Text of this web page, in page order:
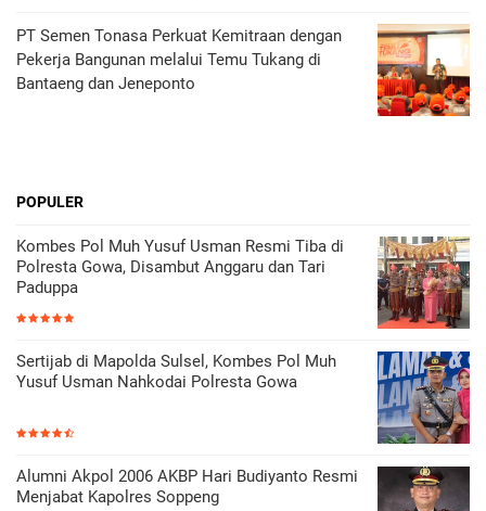
PT Semen Tonasa Perkuat Kemitraan dengan
Pekerja Bangunan melalui Temu Tukang di
Bantaeng dan Jeneponto
POPULER
Kombes Pol Muh Yusuf Usman Resmi Tiba di
Polresta Gowa, Disambut Anggaru dan Tari
Paduppa
Sertijab di Mapolda Sulsel, Kombes Pol Muh
Yusuf Usman Nahkodai Polresta Gowa
Alumni Akpol 2006 AKBP Hari Budiyanto Resmi
Menjabat Kapolres Soppeng